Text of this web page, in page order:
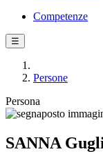
Competenze
☰
Persone
Persona
SANNA